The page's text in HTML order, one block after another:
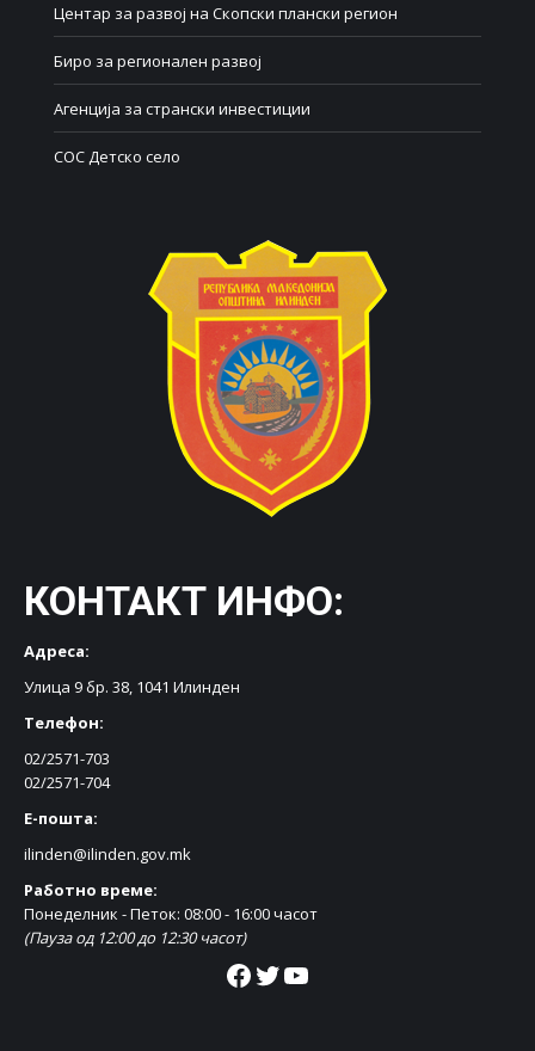
Центар за развој на Скопски плански регион
Биро за регионален развој
Агенција за странски инвестиции
СОС Детско село
КОНТАКТ ИНФО:
Адреса:
Улица 9 бр. 38, 1041 Илинден
Телефон:
02/2571-703
02/2571-704
Е-пошта:
ilinden@ilinden.gov.mk
Работно време:
Понеделник - Петок: 08:00 - 16:00 часот
(Пауза од 12:00 до 12:30 часот)
Facebook Twitter YouTube